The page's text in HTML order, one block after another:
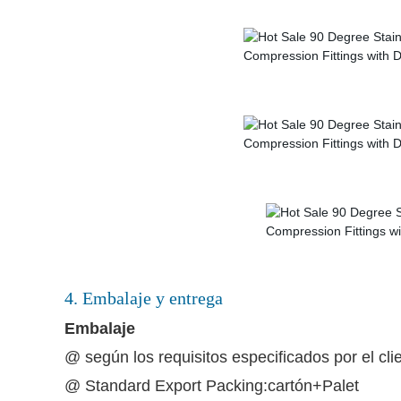
4. Embalaje y entrega
Embalaje
@ según los requisitos especificados por el
@ Standard Export Packing:cartón+Palet